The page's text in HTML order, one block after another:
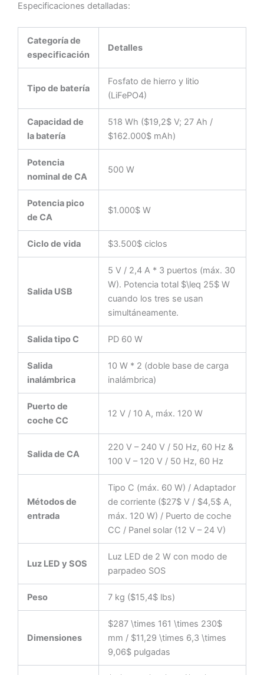
Especificaciones detalladas:
Categoría de
especificación
Detalles
Tipo de batería
Fosfato de hierro y litio
(LiFePO4)
Capacidad de
la batería
518 Wh ($19,2$ V; 27 Ah /
$162.000$ mAh)
Potencia
nominal de CA
500 W
Potencia pico
de CA
$1.000$ W
Ciclo de vida $3.500$ ciclos
Salida USB
5 V / 2,4 A * 3 puertos (máx. 30
W). Potencia total $\leq 25$ W
cuando los tres se usan
simultáneamente.
Salida tipo C PD 60 W
Salida
inalámbrica
10 W * 2 (doble base de carga
inalámbrica)
Puerto de
coche CC
12 V / 10 A, máx. 120 W
Salida de CA
220 V – 240 V / 50 Hz, 60 Hz &
100 V – 120 V / 50 Hz, 60 Hz
Métodos de
entrada
Tipo C (máx. 60 W) / Adaptador
de corriente ($27$ V / $4,5$ A,
máx. 120 W) / Puerto de coche
CC / Panel solar (12 V – 24 V)
Luz LED y SOS
Luz LED de 2 W con modo de
parpadeo SOS
Peso 7 kg ($15,4$ lbs)
Dimensiones
$287 \times 161 \times 230$
mm / $11,29 \times 6,3 \times
9,06$ pulgadas